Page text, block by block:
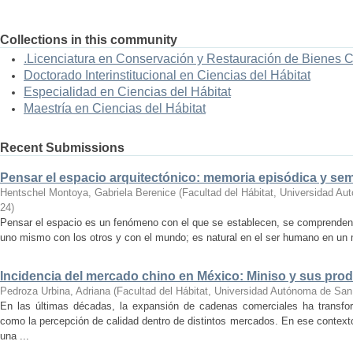
Collections in this community
.Licenciatura en Conservación y Restauración de Bienes
Doctorado Interinstitucional en Ciencias del Hábitat
Especialidad en Ciencias del Hábitat
Maestría en Ciencias del Hábitat
Recent Submissions
Pensar el espacio arquitectónico: memoria episódica y
Hentschel Montoya, Gabriela Berenice (Facultad del Hábitat, Universidad
24)
Pensar el espacio es un fenómeno con el que se establecen, se
uno mismo con los otros y con el mundo; es natural en el ser humano en
Incidencia del mercado chino en México: Miniso y sus
Pedroza Urbina, Adriana (Facultad del Hábitat, Universidad Autónoma de
En las últimas décadas, la expansión de cadenas comerciales ha
como la percepción de calidad dentro de distintos mercados. En ese
una ...